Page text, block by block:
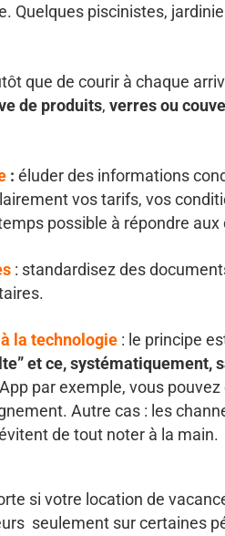
Quelques piscinistes,
que de courir à chaque
de produits, verres ou
: éluder des informations
vos tarifs, vos
possible à répondre
: standardisez des
la technologie : le principe
et ce, systématiquement,
par exemple, vous
Autre cas : les
de tout noter à la main.
si votre location de
seulement sur certaines